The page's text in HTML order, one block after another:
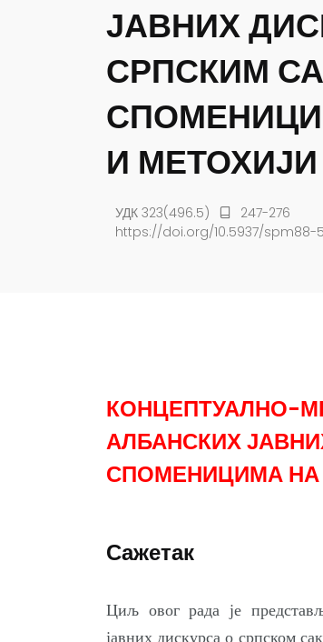
ЈАВНИХ
СРПСКИМ
И МЕТОХИЈИ
УДК 323(496.5)
247-276
https://doi.org/10.5937/spm88-
КОНЦЕПТУАЛНО-
АЛБАНСКИХ
СПОМЕНИЦИМА НА
Сажетак
Циљ овог рада је
јавних дискурса о српском